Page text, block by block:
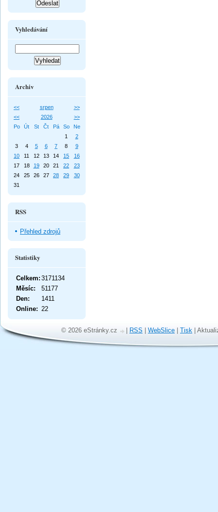
Vyhledávání
Archiv
<< srpen
>>
<<
2026
>>
Po
Út St Čt Pá So
Ne
1
2
3
4 5 6 7 8
9
10
11 12 13 14 15
16
17
18 19 20 21 22
23
24
25 26 27 28 29
30
31
RSS
Přehled zdrojů
Statistiky
Online: 22
Celkem: 3171134
Měsíc:
51177
Den:
1411
© 2026 eStránky.cz | RSS | WebSlice | Tisk |